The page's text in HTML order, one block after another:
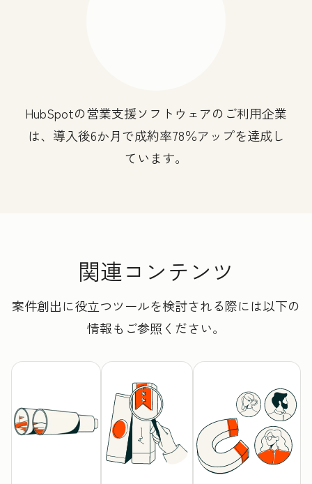
HubSpotの営業支援ソフトウェアのご利用企業
は、導入後6か月で成約率78％アップを達成し
ています。
関連コンテンツ
案件創出に役立つツールを検討される際には以下の
情報もご参照ください。